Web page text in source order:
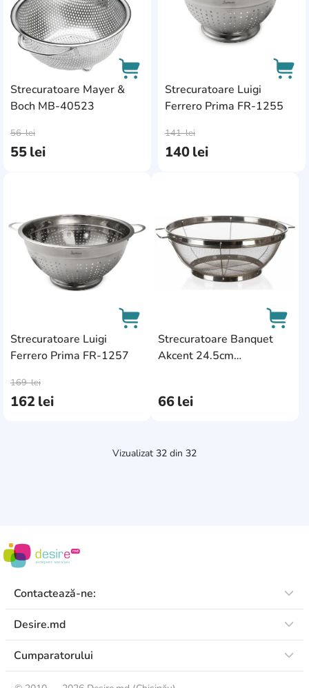
Strecuratoare Mayer &
Boch MB-40523
55lei
56lei
Strecuratoare Luigi
Ferrero Prima FR-1255
140lei
141lei
Strecuratoare Luigi
Ferrero Prima FR-1257
162lei
169lei
Strecuratoare Banquet
Akcent 24.5cm
66lei
Vizualizat 32 din 32
Contactează-ne:
Desire.md
Cumparatorului